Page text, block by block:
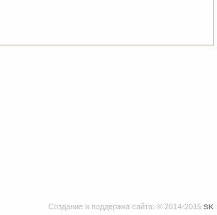
Создание и поддержка сайта: © 2014-2015 SK